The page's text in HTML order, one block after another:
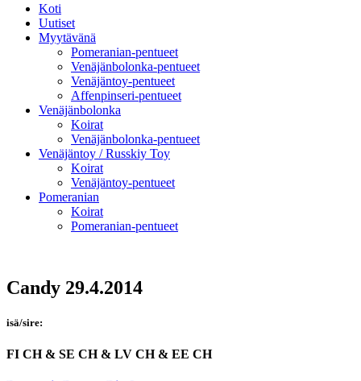
Koti
Uutiset
Myytävänä
Pomeranian-pentueet
Venäjänbolonka-pentueet
Venäjäntoy-pentueet
Affenpinseri-pentueet
Venäjänbolonka
Koirat
Venäjänbolonka-pentueet
Venäjäntoy / Russkiy Toy
Koirat
Venäjäntoy-pentueet
Pomeranian
Koirat
Pomeranian-pentueet
Candy 29.4.2014
isä/sire:
FI CH & SE CH & LV CH & EE CH